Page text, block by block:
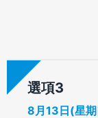
選項
8月13日(星